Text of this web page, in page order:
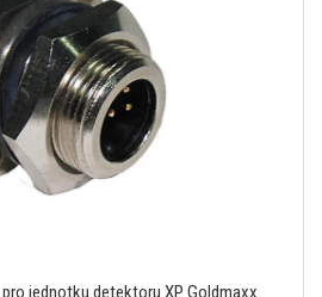
jednotku detektoru XP Goldmaxx